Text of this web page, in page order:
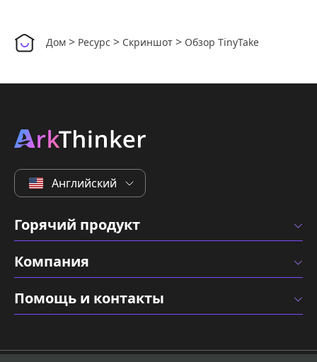
Дом > Ресурс > Скриншот > Обзор TinyTake
Английский
Горячий продукт
Компания
Помощь и контакты